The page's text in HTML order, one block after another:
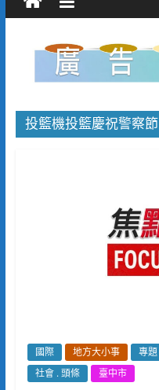
投籃機投籃慶祝警察節
國際 地方大小事 專題
社會 . 頭條
臺中市